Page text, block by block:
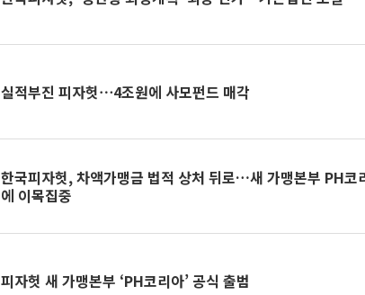
실적부진 피자헛⋯4조원에 사모펀드 매각
한국피자헛, 차액가맹금 법적 상처 뒤로…새 가맹본부 PH코
에 이목집중
피자헛 새 가맹본부 ‘PH코리아’ 공식 출범